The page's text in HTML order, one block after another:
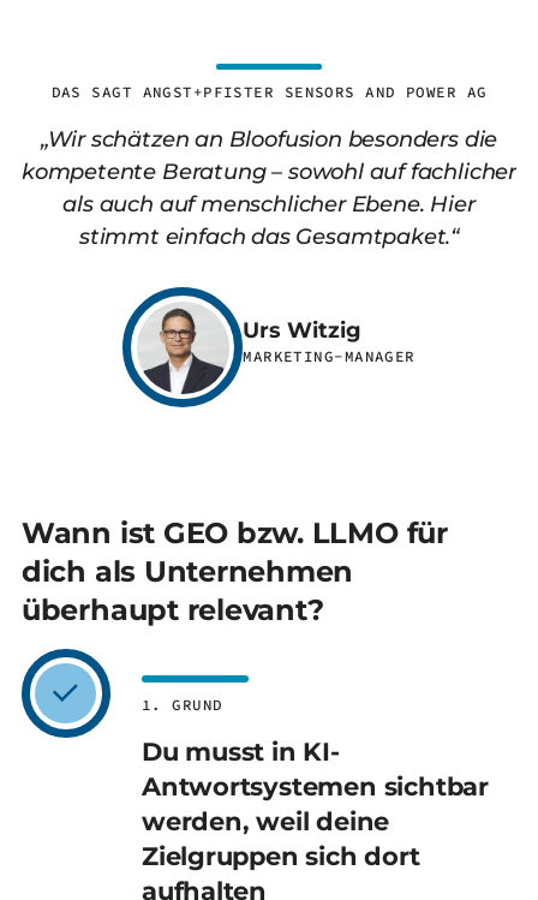
DAS SAGT ANGST+PFISTER SENSORS AND POWER AG
„Wir schätzen an Bloofusion besonders die
kompetente Beratung – sowohl auf fachlicher
als auch auf menschlicher Ebene. Hier
stimmt einfach das Gesamtpaket.“
Urs Witzig
MARKETING-MANAGER
Wann ist GEO bzw. LLMO für
dich als Unternehmen
überhaupt relevant?
1. GRUND
Du musst in KI-
Antwortsystemen sichtbar
werden, weil deine
Zielgruppen sich dort
aufhalten